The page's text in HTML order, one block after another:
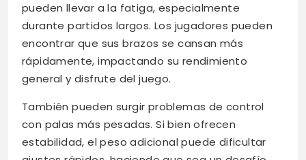
pueden llevar a la fatiga, especialmente
durante partidos largos. Los jugadores pueden
encontrar que sus brazos se cansan más
rápidamente, impactando su rendimiento
general y disfrute del juego.
También pueden surgir problemas de control
con palas más pesadas. Si bien ofrecen
estabilidad, el peso adicional puede dificultar